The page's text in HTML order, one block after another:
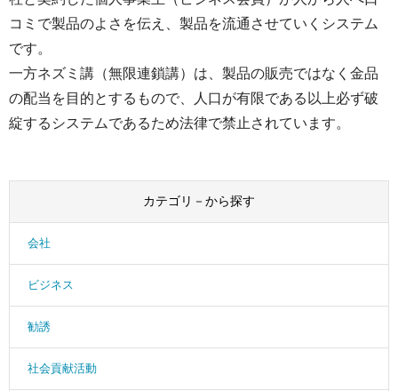
コミで製品のよさを伝え、製品を流通させていくシステム
です。
一方ネズミ講（無限連鎖講）は、製品の販売ではなく金品
の配当を目的とするもので、人口が有限である以上必ず破
綻するシステムであるため法律で禁止されています。
カテゴリ－から探す
会社
ビジネス
勧誘
社会貢献活動